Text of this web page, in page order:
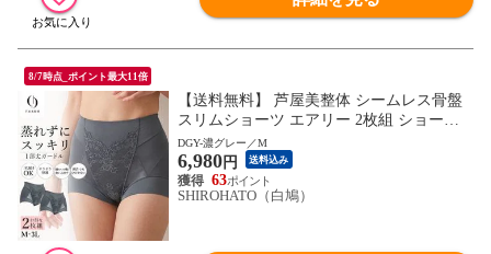
8/7時点_ポイント最大11倍
【送料無料】 芦屋美整体 シームレス骨盤
スリムショーツ エアリー 2枚組 ショート
ガードル 骨盤矯正 骨盤補正 補正下着 シー
ムレス レディース
DGY-濃グレー／M
6,980円 送料込み
63
SHIROHATO（白鳩）